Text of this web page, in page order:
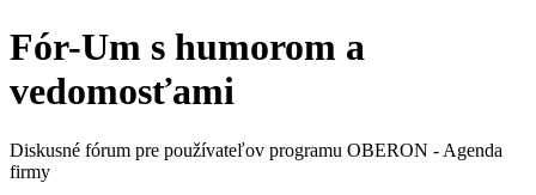
Fór-Um s humorom a
vedomosťami
Diskusné fórum pre používateľov programu OBERON - Agenda
firmy